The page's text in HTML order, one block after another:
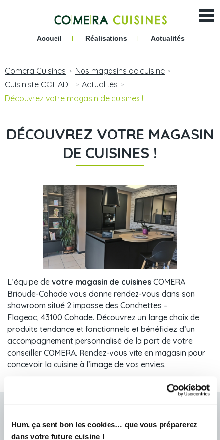
Hum, ça sent bon les cookies… que vous préparerez
dans votre future cuisine !
Accueil I Réalisations I Actualités
Comera Cuisines > Nos magasins de cuisine >
Cuisiniste COHADE > Actualités >
Découvrez votre magasin de cuisines !
DÉCOUVREZ VOTRE MAGASIN
DE CUISINES !
L’équipe de votre magasin de cuisines COMERA
Brioude-Cohade vous donne rendez-vous dans son
showroom situé 2 impasse des Conchettes –
Flageac, 43100 Cohade. Découvrez un large choix de
produits tendance et fonctionnels et bénéficiez d’un
accompagnement personnalisé de la part de votre
conseiller COMERA. Rendez-vous vite en magasin pour
concevoir la cuisine à l’image de vos envies.
L'équipe de votre magasin a hâte de vous rencontrer et concevoir